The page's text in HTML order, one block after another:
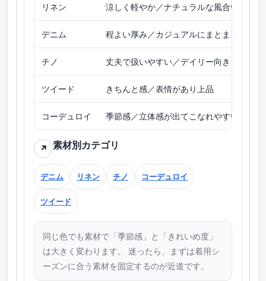
リネン 涼しく軽やか／ナチュラルな風合い
デニム 程よい厚み／カジュアルにまとまる
チノ 丈夫で扱いやすい／デイリー向き
ツイード きちんと感／表情があり上品
コーデュロイ 季節感／立体感が出てこなれやすい
↗ 素材別カテゴリ
デニム リネン チノ コーデュロイ
ツイード
同じ色でも素材で「季節感」と「きれいめ度」
は大きく変わります。 迷ったら、まずは着用シ
ーズンに合う素材を固定するのが近道です。